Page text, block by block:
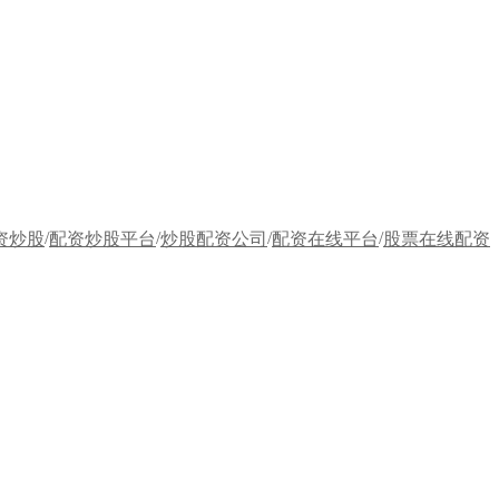
股票在线配资
/
配资在线平台
/
炒股配资公司
/
配资炒股平台
/
炒股